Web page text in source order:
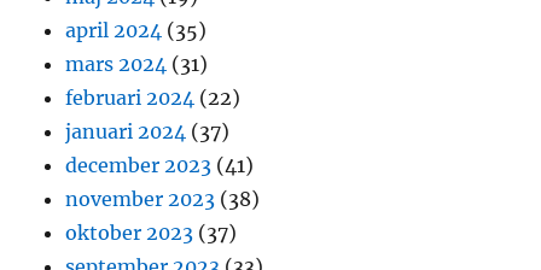
april 2024 (35)
mars 2024 (31)
februari 2024 (22)
januari 2024 (37)
december 2023 (41)
november 2023 (38)
oktober 2023 (37)